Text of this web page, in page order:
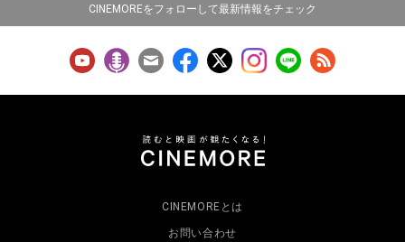
CINEMOREをフォローして最新情報をチェック
CINEMOREとは
お問い合わせ